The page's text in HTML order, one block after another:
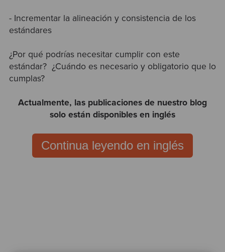
- Incrementar la alineación y consistencia de los
estándares
¿Por qué podrías necesitar cumplir con este
estándar? ¿Cuándo es necesario y obligatorio que lo
cumplas?
Actualmente, las publicaciones de nuestro blog
solo están disponibles en inglés
Continua leyendo en inglés